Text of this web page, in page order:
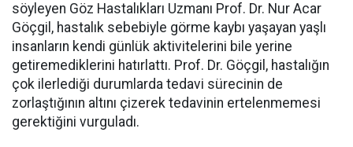
söyleyen Göz Hastalıkları Uzmanı Prof. Dr. Nur Acar
Göçgil, hastalık sebebiyle görme kaybı yaşayan yaşlı
insanların kendi günlük aktivitelerini bile yerine
getiremediklerini hatırlattı. Prof. Dr. Göçgil, hastalığın
çok ilerlediği durumlarda tedavi sürecinin de
zorlaştığının altını çizerek tedavinin ertelenmemesi
gerektiğini vurguladı.